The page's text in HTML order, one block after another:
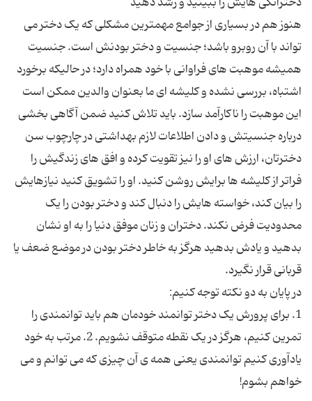
هنوز هم در بسیاری از جوامع مهمترین مشکلی که یک دختر می
تواند با آن روبرو باشد؛ جنسیت و دختر بودنش است. جنسیت
همیشه موهبت های فراوانی با خود همراه دارد؛ در حالیکه برخورد
اشتباه، بررسی نشده و کلیشه ای ما بعنوان والدین ممکن است
این موهبت را ناکارآمد سازد. باید تلاش کنید ضمن آگاهی بخشی
درباره جنسیتش و دادن اطلاعات لازم بهداشتی در چارچوب سن
دخترتان، ارزش های او را نیز تقویت کرده و افق های زندگیش را
فراتر از کلیشه ها برایش روشن کنید. او را تشویق کنید نیازهایش
را بیان کند، خواسته هایش را دنبال کند و دختر بودن را یک
محدودیت فرض نکند. دختران و زنان موفق دنیا را به او نشان
بدهید و یادش بدهید هرگز به خاطر دختر بودن در موضع ضعف یا
1. برای پرورش یک دختر توانمند خودمان هم باید توانمندی را
تمرین کنیم، هرگز در یک نقطه متوقف نشویم. 2. مرتب به خود
یادآوری کنیم توانمندی یعنی همه ی آن چیزی که می توانم و می